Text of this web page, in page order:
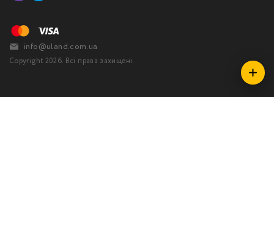
Copyright 2026. Всі права захищені.
info@uland.com.ua